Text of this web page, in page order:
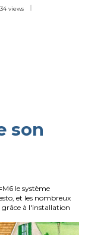
views
son
le système
et les nombreux
à l'installation